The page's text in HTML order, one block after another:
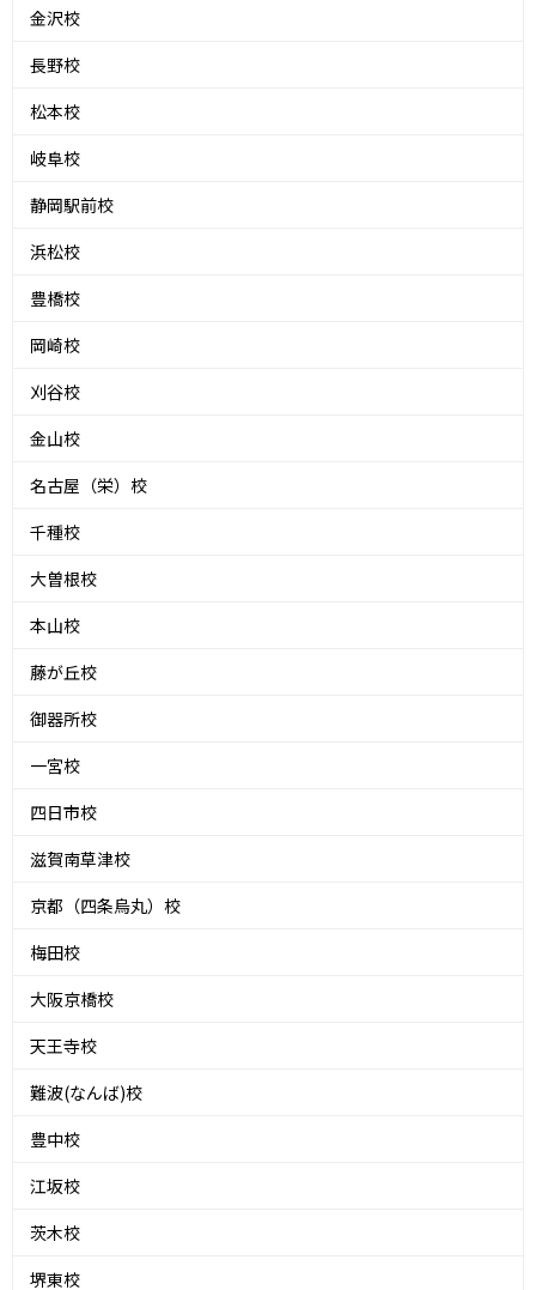
金沢校
長野校
松本校
岐阜校
静岡駅前校
浜松校
豊橋校
岡崎校
刈谷校
金山校
名古屋（栄）校
千種校
大曽根校
本山校
藤が丘校
御器所校
一宮校
四日市校
滋賀南草津校
京都（四条烏丸）校
梅田校
大阪京橋校
天王寺校
難波(なんば)校
豊中校
江坂校
茨木校
堺東校